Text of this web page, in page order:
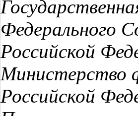
Федерального
Российской
Министерство
Российской